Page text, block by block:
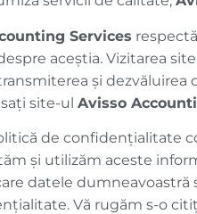
Services
aceștia. Vizitarea
și
site-ul Avisso
de confidențialitate
și utilizăm aceste
datele
Vă rugăm s-o